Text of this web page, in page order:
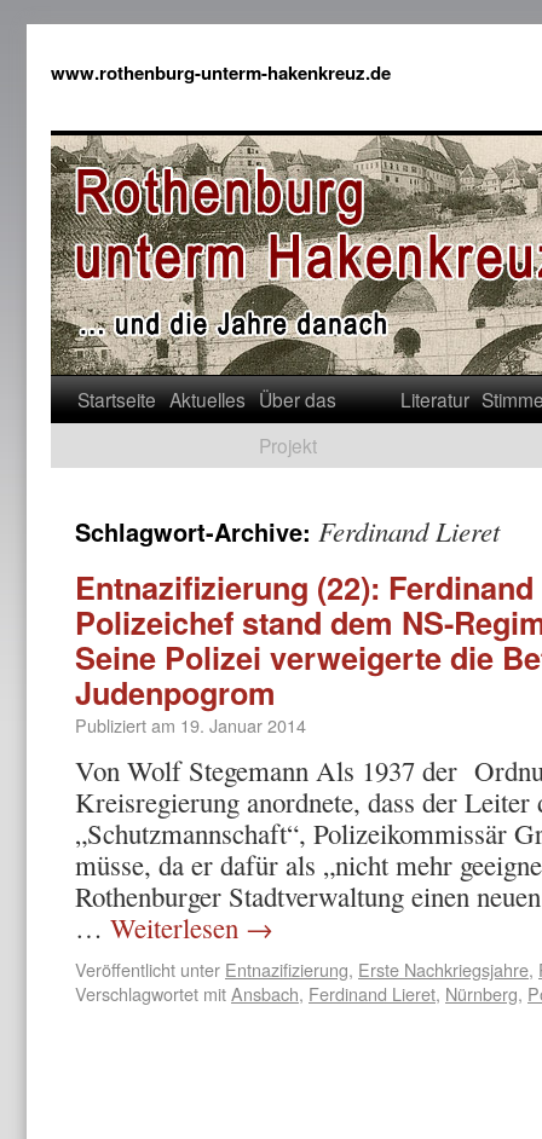
www.rothenburg-unterm-hakenkreuz.de
Startseite Aktuelles Über das
Projekt
Literatur
Schlagwort-Archive: Ferdinand Lieret
Entnazifizierung (22):
Polizeichef stand dem NS-
Seine Polizei verweigerte die
Judenpogrom
Publiziert am 19. Januar 2014
Von Wolf Stegemann Als 1937 der
Kreisregierung anordnete, dass der Leiter
„Schutzmannschaft“, Polizeikommissär
müsse, da er dafür als „nicht mehr
Rothenburger Stadtverwaltung einen
… Weiterlesen →
Veröffentlicht unter Entnazifizierung, Erste Nachkriegsjahre,
Verschlagwortet mitAnsbach, Ferdinand Lieret, Nürnberg,